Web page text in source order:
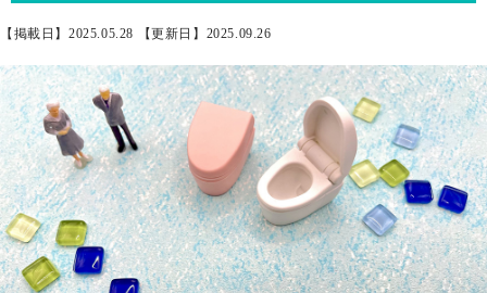
【掲載日】2025.05.28 【更新日】2025.09.26